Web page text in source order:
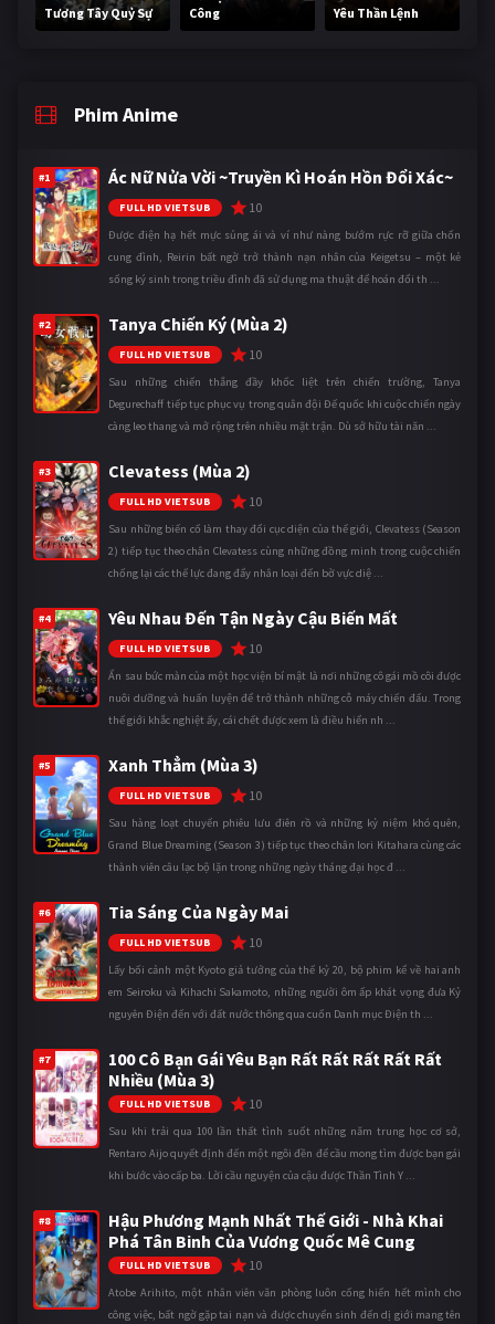
Tương Tây Quỷ Sự
Công
Yêu Thần Lệnh
Phim Anime
#1 Ác Nữ Nửa Vời ~Truyền Kì Hoán Hồn Đổi Xác~
FULL HD VIETSUB 10
Được điện hạ hết mực sủng ái và ví như nàng bướm rực rỡ giữa chốn
cung đình, Reirin bất ngờ trở thành nạn nhân của Keigetsu – một kẻ
sống ký sinh trong triều đình đã sử dụng ma thuật để hoán đổi th ...
#2 Tanya Chiến Ký (Mùa 2)
FULL HD VIETSUB 10
Sau những chiến thắng đầy khốc liệt trên chiến trường, Tanya
Degurechaff tiếp tục phục vụ trong quân đội Đế quốc khi cuộc chiến ngày
càng leo thang và mở rộng trên nhiều mặt trận. Dù sở hữu tài năn ...
#3 Clevatess (Mùa 2)
FULL HD VIETSUB 10
Sau những biến cố làm thay đổi cục diện của thế giới, Clevatess (Season
2) tiếp tục theo chân Clevatess cùng những đồng minh trong cuộc chiến
chống lại các thế lực đang đẩy nhân loại đến bờ vực diệ ...
#4 Yêu Nhau Đến Tận Ngày Cậu Biến Mất
FULL HD VIETSUB 10
Ẩn sau bức màn của một học viện bí mật là nơi những cô gái mồ côi được
nuôi dưỡng và huấn luyện để trở thành những cỗ máy chiến đấu. Trong
thế giới khắc nghiệt ấy, cái chết được xem là điều hiển nh ...
#5 Xanh Thẳm (Mùa 3)
FULL HD VIETSUB 10
Sau hàng loạt chuyến phiêu lưu điên rồ và những kỷ niệm khó quên,
Grand Blue Dreaming (Season 3) tiếp tục theo chân Iori Kitahara cùng các
thành viên câu lạc bộ lặn trong những ngày tháng đại học đ ...
#6 Tia Sáng Của Ngày Mai
FULL HD VIETSUB 10
Lấy bối cảnh một Kyoto giả tưởng của thế kỷ 20, bộ phim kể về hai anh
em Seiroku và Kihachi Sakamoto, những người ôm ấp khát vọng đưa Kỷ
nguyên Điện đến với đất nước thông qua cuốn Danh mục Điện th ...
#7
100 Cô Bạn Gái Yêu Bạn Rất Rất Rất Rất Rất
Nhiều (Mùa 3)
FULL HD VIETSUB 10
Sau khi trải qua 100 lần thất tình suốt những năm trung học cơ sở,
Rentaro Aijo quyết định đến một ngôi đền để cầu mong tìm được bạn gái
khi bước vào cấp ba. Lời cầu nguyện của cậu được Thần Tình Y ...
#8
Hậu Phương Mạnh Nhất Thế Giới - Nhà Khai
Phá Tân Binh Của Vương Quốc Mê Cung
FULL HD VIETSUB 10
Atobe Arihito, một nhân viên văn phòng luôn cống hiến hết mình cho
công việc, bất ngờ gặp tai nạn và được chuyển sinh đến dị giới mang tên